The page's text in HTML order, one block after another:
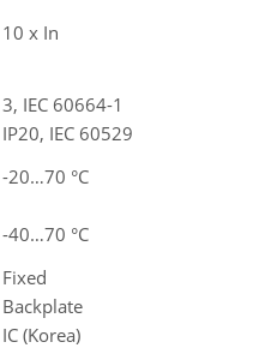
10 x In
3, IEC 60664-1
IP20, IEC 60529
-20…70 °C
-40…70 °C
Fixed
Backplate
IC (Korea)